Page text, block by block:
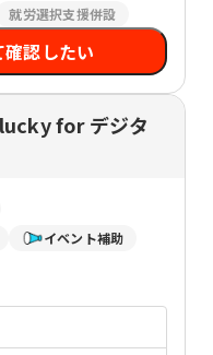
就労選択支援併設
認したい
for デジタ
イベント補助